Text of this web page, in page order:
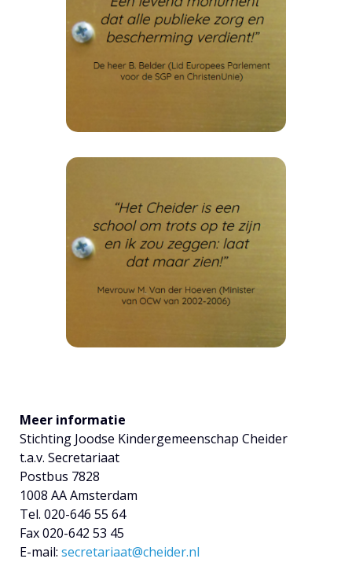
Meer informatie
Stichting Joodse Kindergemeenschap Cheider
t.a.v. Secretariaat
Postbus 7828
1008 AA Amsterdam
Tel. 020-646 55 64
Fax 020-642 53 45
E-mail: secretariaat@cheider.nl